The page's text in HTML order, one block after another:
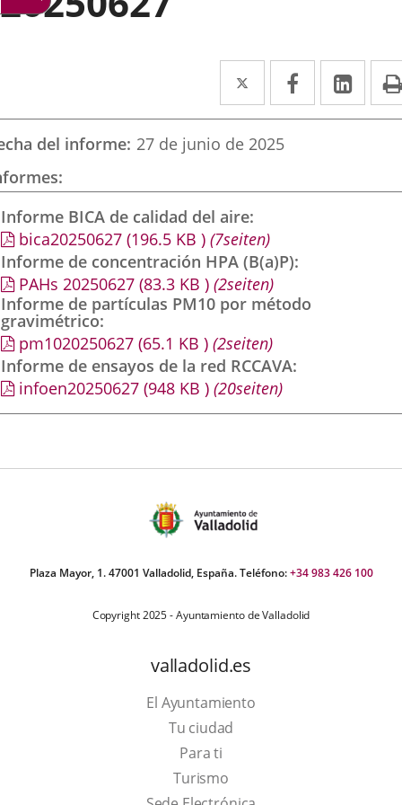
Twitter
Enlace
a
una
externa.
Facebook
Enlace
a
externa.
a
del informe 27 de junio de 2025
Informe BICA de calidad del aire
bica20250627 (196.5 KB ) (7seiten)
Informe de concentración HPA (B(a)P)
PAHs 20250627 (83.3 KB ) (2seiten)
Informe de partículas PM10 por método
gravimétrico
pm1020250627 (65.1 KB ) (2seiten)
Informe de ensayos de la red RCCAVA
infoen20250627 (948 KB ) (20seiten)
Plaza Mayor, 1. 47001 Valladolid, España. Teléfono:+34 983 426 100
Copyright 2025 - Ayuntamiento de Valladolid
valladolid.es
El Ayuntamiento
Tu ciudad
Para ti
TurismoThis